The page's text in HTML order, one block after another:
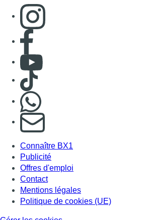
Consulter page Instagram
Consulter page Facebook
Consulter Youtube
Consulter TikTok
S'abonner à notre newsletter
Connaître BX1
Publicité
Offres d'emploi
Contact
Mentions légales
Politique de cookies (UE)